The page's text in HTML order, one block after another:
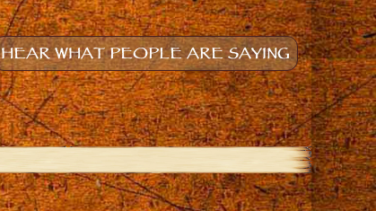
HEAR WHAT PEOPLE ARE SAYING